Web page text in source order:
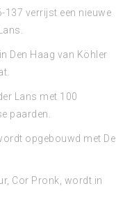
137 verrijst een nieuwe
Den Haag van Köhler
Lans met 100
paarden.
opgebouwd met De
Cor Pronk, wordt in